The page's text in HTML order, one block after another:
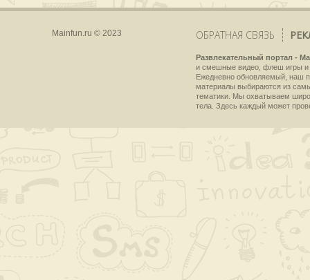
Mainfun.ru © 2023 ОБРАТНАЯ СВЯЗЬ
Развлекательный портал -
и смешные видео, флеш игры и
Ежедневно обновляемый, наш
материалы выбираются из
тематики. Мы охватываем
тела. Здесь каждый может